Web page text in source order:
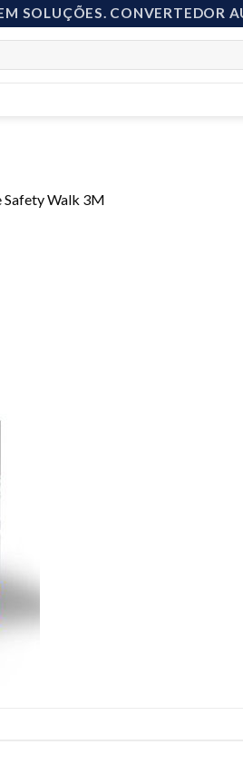
SOLUÇÕES. CONVERTEDOR
Walk 3M